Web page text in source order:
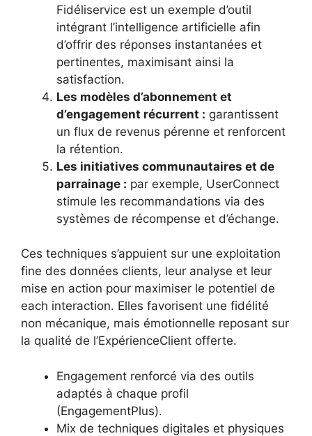
Fidéliservice est un exemple d’outil
intégrant l’intelligence artificielle afin
d’offrir des réponses instantanées et
pertinentes, maximisant ainsi la
satisfaction.
Les modèles d’abonnement et
d’engagement récurrent : garantissent
un flux de revenus pérenne et renforcent
la rétention.
Les initiatives communautaires et de
parrainage : par exemple, UserConnect
stimule les recommandations via des
systèmes de récompense et d’échange.
Ces techniques s’appuient sur une exploitation
fine des données clients, leur analyse et leur
mise en action pour maximiser le potentiel de
each interaction. Elles favorisent une fidélité
non mécanique, mais émotionnelle reposant sur
la qualité de l’ExpérienceClient offerte.
Engagement renforcé via des outils
adaptés à chaque profil
(EngagementPlus).
Mix de techniques digitales et physiques